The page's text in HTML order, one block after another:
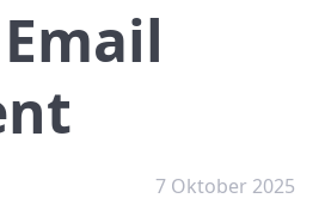
7 Oktober 2025